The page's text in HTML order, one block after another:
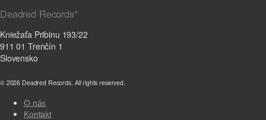
Deadred Records*
Kniežaťa Pribinu 193/22
911 01 Trenčín 1
Slovensko
© 2026 Deadred Records. All rights reserved.
O nás
Kontakt